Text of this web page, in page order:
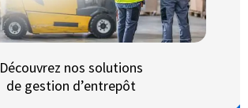
Découvrez nos solutions
de gestion d’entrepôt